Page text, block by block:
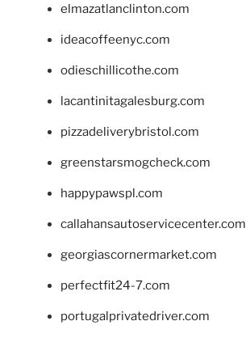
elmazatlanclinton.com
ideacoffeenyc.com
odieschillicothe.com
lacantinitagalesburg.com
pizzadeliverybristol.com
greenstarsmogcheck.com
happypawspl.com
callahansautoservicecenter.com
georgiascornermarket.com
perfectfit24-7.com
portugalprivatedriver.com